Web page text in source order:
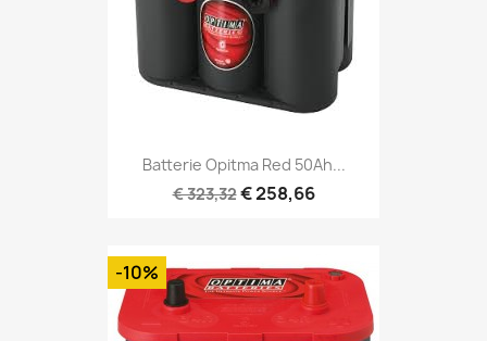
Batterie Opitma Red 50Ah...
€ 323,32€ 258,66
-10%